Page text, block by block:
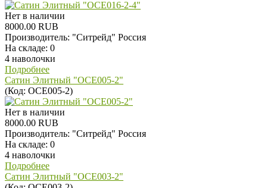
Нет в наличии
8000.00 RUB
Производитель: "Ситрейд" Россия
На складе: 0
4 наволочки
Подробнее
Сатин Элитный "OCE005-2"
(Код: OCE005-2)
Нет в наличии
8000.00 RUB
Производитель: "Ситрейд" Россия
На складе: 0
4 наволочки
Подробнее
Сатин Элитный "OCE003-2"